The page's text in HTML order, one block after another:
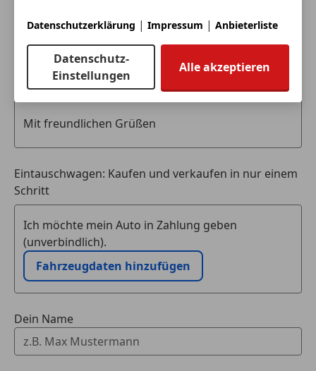
aktivem Flankenschutz
Scheinwerfer LED-Leuchtweitenregelung
automatisch
Schnellladevorrichtung (CCS-Ladedose)
Sitze im Fahrerhaus: Fahrer- und Beifahrersitz
Sitze im Fahrerhaus: Fahrersitz Komfort Plus
Innenleuchten im Fahrerhaus/Lade-/FG-Raum: LED
Lenksäule (Lenkrad) verstellbar
LKW-Zulassung, Radstand 3640 mm, Zul.
Gesamtgewicht 3,50 t
Rückfahrwarner akustisch abschaltbar (Warnsignal
außen)
Geschwindigkeits-Regelanlage (Tempomat) inkl.
Geschwindigkeits-Begrenzeranlage
Schiebetür Lade-/Fahrgastraum rechts
Berganfahr-Assistent
Markierungsleuchten seitlich
Multifunktionsanzeige Premium (Farbdisplay)
Eintauschwagen: Kaufen und verkaufen in nur einem
Schritt
Ich möchte mein Auto in Zahlung geben
(unverbindlich).
Fahrzeugdaten hinzufügen
Dein Name
Datenschutzerklärung | Impressum | Anbieterliste
Datenschutz-
Einstellungen
Alle akzeptieren